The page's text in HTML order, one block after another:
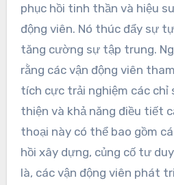
phục hồi tinh thần và hiệu
động viên. Nó thúc đẩy sự
tăng cường sự tập trung.
rằng các vận động viên
tích cực trải nghiệm các chỉ
thiện và khả năng điều tiết
thoại này có thể bao gồm
hồi xây dựng, củng cố tư
là, các vận động viên phát